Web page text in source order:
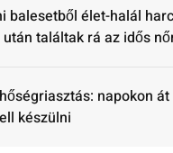
balesetből élet-halál
találtak rá az idős
napokon
készülni